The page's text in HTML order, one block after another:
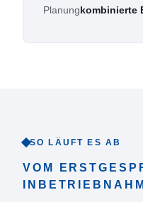
Planungkombinierte
SO LÄUFT ES AB
VOM